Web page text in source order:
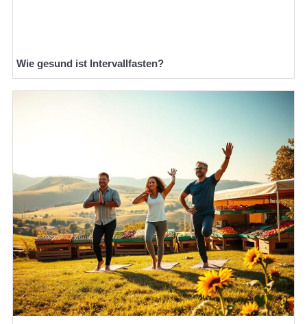
Wie gesund ist Intervallfasten?